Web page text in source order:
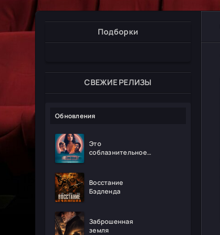
Подборки
СВЕЖИЕ РЕЛИЗЫ
Обновления
Это
соблазнительное
Восстание
Бэдленда
Заброшенная
земля